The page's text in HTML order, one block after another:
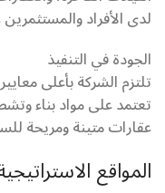
لدى الأفراد
الجودة في التنفيذ
تلتزم الشركة بأعلى
تعتمد على مواد بناء
عقارات متينة ومريحة
المواقع